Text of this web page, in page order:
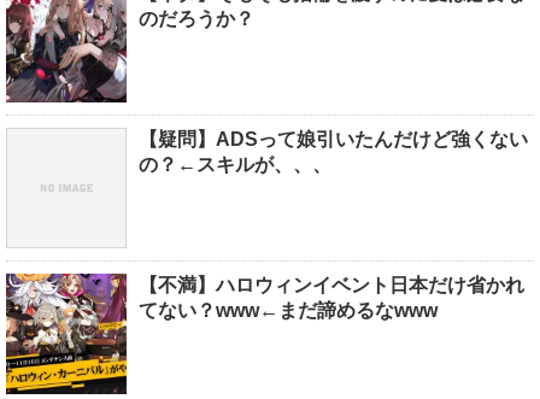
のだろうか？
【疑問】ADSって娘引いたんだけど強くない
の？←スキルが、、、
【不満】ハロウィンイベント日本だけ省かれ
てない？www←まだ諦めるなwww